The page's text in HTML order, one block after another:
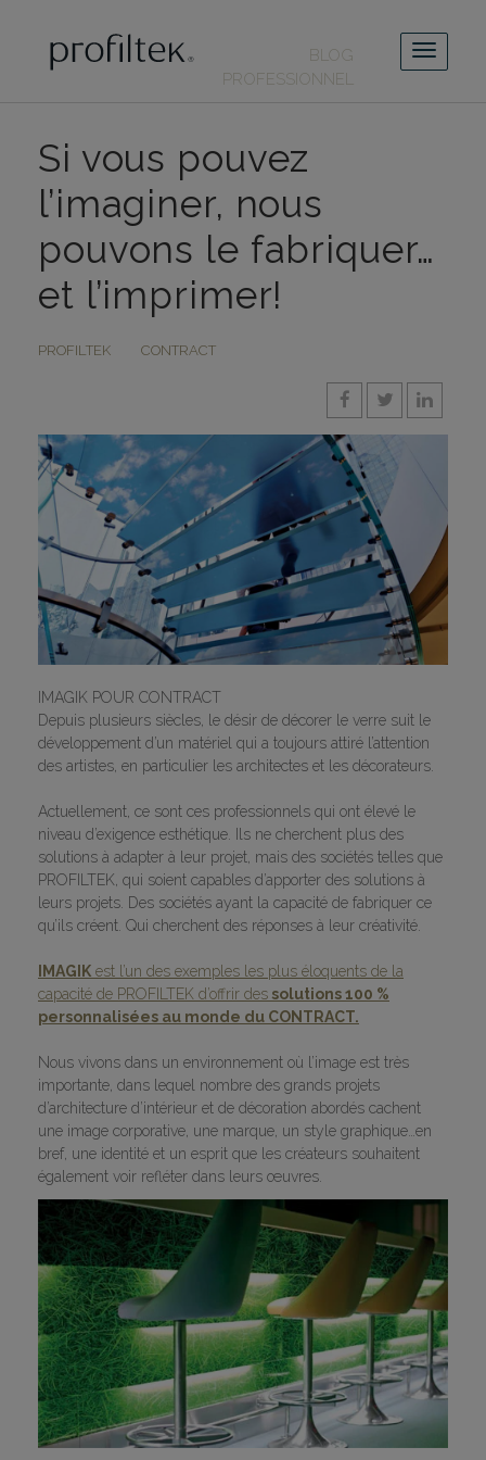
BLOG
PROFESSIONNEL
Si vous pouvez
l’imaginer, nous
pouvons le fabriquer…
et l’imprimer!
PROFILTEK CONTRACT
IMAGIK POUR CONTRACT
Depuis plusieurs siècles, le désir de décorer le verre suit le
développement d’un matériel qui a toujours attiré l’attention
des artistes, en particulier les architectes et les décorateurs.
Actuellement, ce sont ces professionnels qui ont élevé le
niveau d’exigence esthétique. Ils ne cherchent plus des
solutions à adapter à leur projet, mais des sociétés telles que
PROFILTEK, qui soient capables d’apporter des solutions à
leurs projets. Des sociétés ayant la capacité de fabriquer ce
qu’ils créent. Qui cherchent des réponses à leur créativité.
IMAGIK est l’un des exemples les plus éloquents de la
capacité de PROFILTEK d’offrir des solutions 100 %
personnalisées au monde du CONTRACT.
Nous vivons dans un environnement où l’image est très
importante, dans lequel nombre des grands projets
d’architecture d’intérieur et de décoration abordés cachent
une image corporative, une marque, un style graphique…en
bref, une identité et un esprit que les créateurs souhaitent
également voir refléter dans leurs œuvres.